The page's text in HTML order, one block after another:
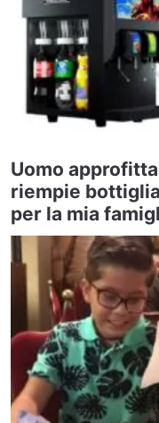
Uomo
riempie
per la mia